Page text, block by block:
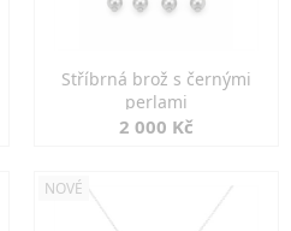
Stříbrná brož s černými
perlami
2 000 Kč
NOVÉ